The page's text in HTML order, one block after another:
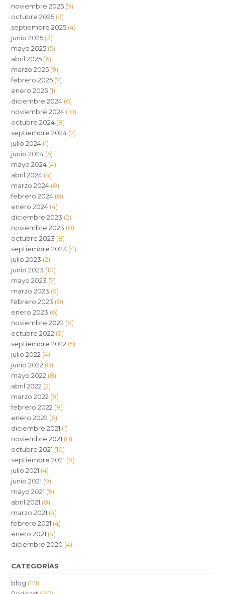
noviembre 2025 (9)
octubre 2025 (9)
septiembre 2025 (4)
junio 2025 (3)
mayo 2025 (5)
abril 2025 (6)
marzo 2025 (9)
febrero 2025 (7)
enero 2025 (1)
diciembre 2024 (6)
noviembre 2024 (10)
octubre 2024 (8)
septiembre 2024 (7)
julio 2024 (1)
junio 2024 (5)
mayo 2024 (4)
abril 2024 (4)
marzo 2024 (8)
febrero 2024 (8)
enero 2024 (4)
diciembre 2023 (2)
noviembre 2023 (8)
octubre 2023 (8)
septiembre 2023 (4)
julio 2023 (2)
junio 2023 (10)
mayo 2023 (7)
marzo 2023 (9)
febrero 2023 (8)
enero 2023 (6)
noviembre 2022 (8)
octubre 2022 (9)
septiembre 2022 (5)
julio 2022 (4)
junio 2022 (8)
mayo 2022 (8)
abril 2022 (2)
marzo 2022 (8)
febrero 2022 (8)
enero 2022 (6)
diciembre 2021 (1)
noviembre 2021 (8)
octubre 2021 (10)
septiembre 2021 (8)
julio 2021 (4)
junio 2021 (9)
mayo 2021 (9)
abril 2021 (8)
marzo 2021 (4)
febrero 2021 (4)
enero 2021 (4)
diciembre 2020 (4)
CATEGORÍAS
blog (171)